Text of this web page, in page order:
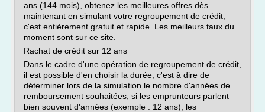
ans (144 mois), obtenez les meilleures offres dès
maintenant en simulant votre regroupement de crédit,
c'est entièrement gratuit et rapide. Les meilleurs taux du
moment sont sur ce site.
Rachat de crédit sur 12 ans
Dans le cadre d'une opération de regroupement de crédit,
il est possible d'en choisir la durée, c'est à dire de
déterminer lors de la simulation le nombre d'années de
remboursement souhaitées, si les emprunteurs parlent
bien souvent d'années (exemple : 12 ans), les